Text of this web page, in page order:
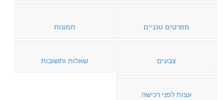
מפרטים טכניים תמונות
צבעים שאלות ותשובות
עצות לפני רכישה